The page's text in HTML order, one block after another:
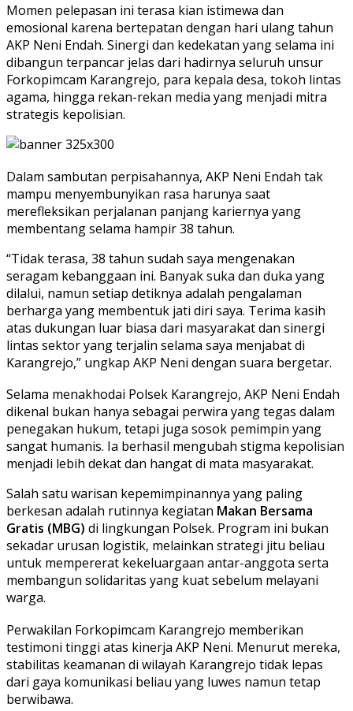
Momen pelepasan ini terasa kian istimewa dan
emosional karena bertepatan dengan hari ulang tahun
AKP Neni Endah. Sinergi dan kedekatan yang selama ini
dibangun terpancar jelas dari hadirnya seluruh unsur
Forkopimcam Karangrejo, para kepala desa, tokoh lintas
agama, hingga rekan-rekan media yang menjadi mitra
strategis kepolisian.
Dalam sambutan perpisahannya, AKP Neni Endah tak
mampu menyembunyikan rasa harunya saat
merefleksikan perjalanan panjang kariernya yang
membentang selama hampir 38 tahun.
“Tidak terasa, 38 tahun sudah saya mengenakan
seragam kebanggaan ini. Banyak suka dan duka yang
dilalui, namun setiap detiknya adalah pengalaman
berharga yang membentuk jati diri saya. Terima kasih
atas dukungan luar biasa dari masyarakat dan sinergi
lintas sektor yang terjalin selama saya menjabat di
Karangrejo,” ungkap AKP Neni dengan suara bergetar.
Selama menakhodai Polsek Karangrejo, AKP Neni Endah
dikenal bukan hanya sebagai perwira yang tegas dalam
penegakan hukum, tetapi juga sosok pemimpin yang
sangat humanis. Ia berhasil mengubah stigma kepolisian
menjadi lebih dekat dan hangat di mata masyarakat.
Salah satu warisan kepemimpinannya yang paling
berkesan adalah rutinnya kegiatan Makan Bersama
Gratis (MBG) di lingkungan Polsek. Program ini bukan
sekadar urusan logistik, melainkan strategi jitu beliau
untuk mempererat kekeluargaan antar-anggota serta
membangun solidaritas yang kuat sebelum melayani
warga.
Perwakilan Forkopimcam Karangrejo memberikan
testimoni tinggi atas kinerja AKP Neni. Menurut mereka,
stabilitas keamanan di wilayah Karangrejo tidak lepas
dari gaya komunikasi beliau yang luwes namun tetap
berwibawa.